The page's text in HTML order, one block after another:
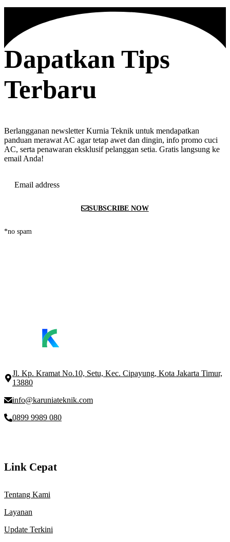
Dapatkan Tips
Terbaru
Berlangganan newsletter Kurnia Teknik untuk mendapatkan
panduan merawat AC agar tetap awet dan dingin, info promo cuci
AC, serta penawaran eksklusif pelanggan setia. Gratis langsung ke
email Anda!
Email address
SUBSCRIBE NOW
*no spam
Jl. Kp. Kramat No.10, Setu, Kec. Cipayung, Kota Jakarta Timur,
13880
info@karuniateknik.com
0899 9989 080
Link Cepat
Tentang Kami
Layanan
Update Terkini